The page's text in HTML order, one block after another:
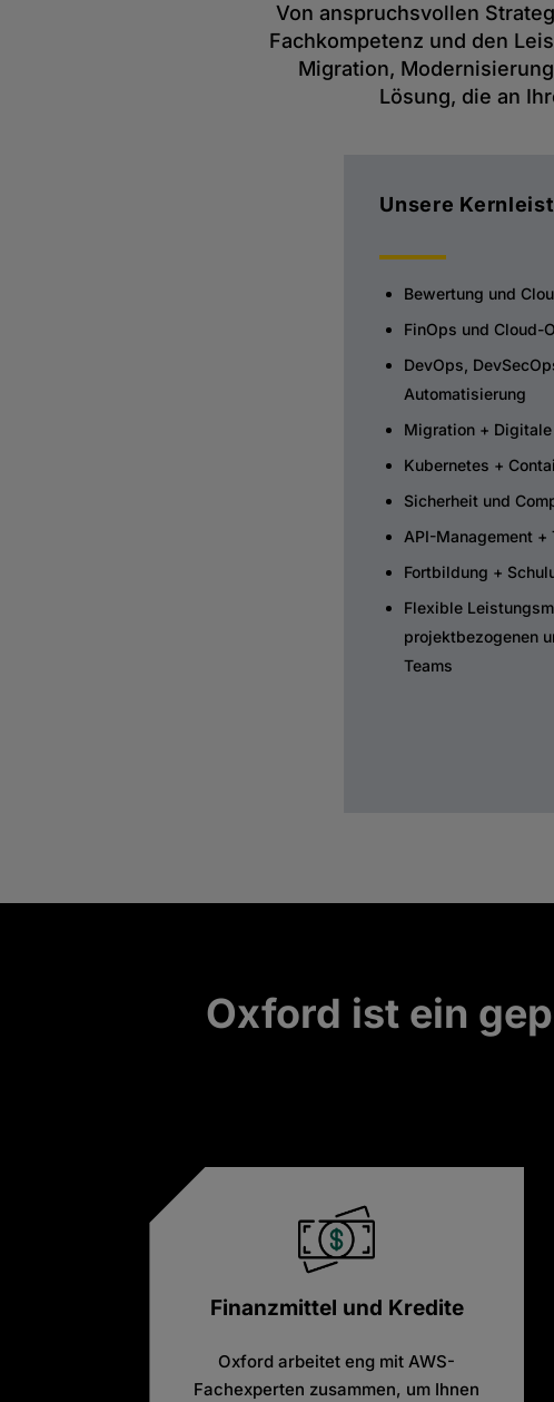
Von anspruchsvollen
Fachkompetenz und den
Migration,
Lösung, die an
Unsere
Bewertung und
FinOps und Cloud-
DevOps,
Automatisierung
Migration +
Kubernetes +
Sicherheit und
API-Management +
Fortbildung +
Flexible
projektbezogenen
Teams
Oxford ist ein
Finanzmittel und Kredite
Oxford arbeitet eng mit AWS-
Fachexperten zusammen, um Ihnen